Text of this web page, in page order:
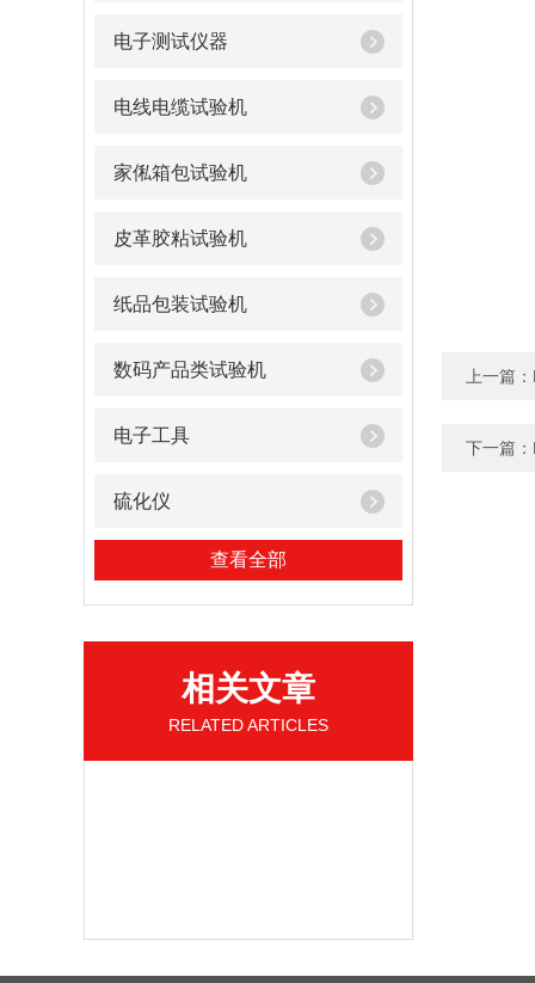
电子测试仪器
电线电缆试验机
家俬箱包试验机
皮革胶粘试验机
纸品包装试验机
数码产品类试验机
电子工具
硫化仪
查看全部
相关文章
RELATED ARTICLES
上一篇：
下一篇：